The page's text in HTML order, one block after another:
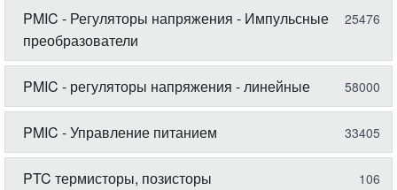
PMIC - Регуляторы напряжения - Импульсные
преобразователи
25476
PMIC - регуляторы напряжения - линейные 58000
PMIC - Управление питанием 33405
PTC термисторы, позисторы 106